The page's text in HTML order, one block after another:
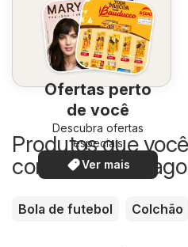
Ofertas perto
de você
Descubra ofertas
especiais
Ver mais
Produtos que
com desconto
Bola de futebol Colchão